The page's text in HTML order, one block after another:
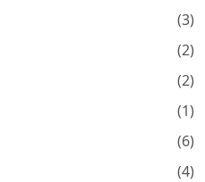
(3)
(2)
(2)
(1)
(6)
(4)